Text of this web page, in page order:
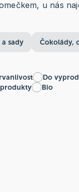
u nás
sady Čokolády,
Do
Bio